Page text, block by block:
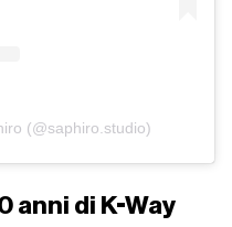
(@saphiro.studio)
anni di K-Way